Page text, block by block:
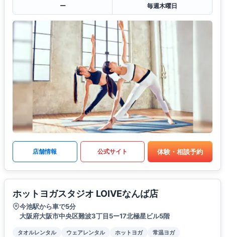
ー
毎週木曜日
店舗情報 公式サイト 体験・相談予約
ホットヨガスタジオ LOIVEなんば店
今池駅から車で5分
大阪府大阪市中央区難波3丁目5ー17北極星ビル5階
タオルレンタル ウェアレンタル ホットヨガ
常温ヨガ